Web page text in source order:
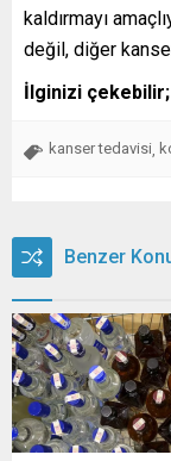
kaldırmayı
değil, diğer
İlginizi çekebilir;
kanser tedavisi
Benzer